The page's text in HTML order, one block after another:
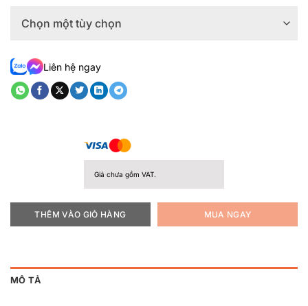
Liên hệ ngay
Giá chưa gồm VAT.
THÊM VÀO GIỎ HÀNG MUA NGAY
MÔ TẢ